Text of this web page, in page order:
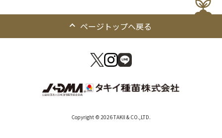
ページトップへ戻る
Copyright © 2026 TAKII & CO.,LTD.